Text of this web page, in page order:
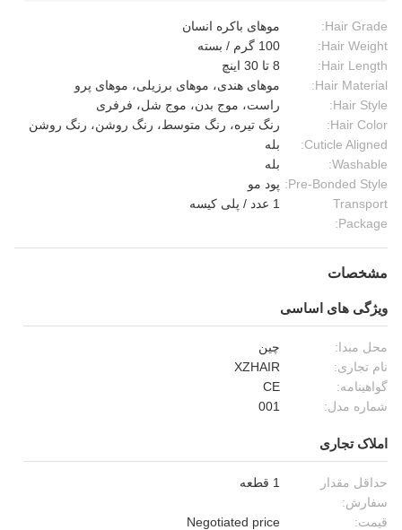
Hair Grade:
موهای باکره انسان
Hair Weight:
100 گرم / بسته
Hair Length:
8 تا 30 اينچ
Hair Material:
موهای هندی، موهای برزیلی، موهای پرو
Hair Style:
راست، موج بدن، موج شل، فرفری
Hair Color:
رنگ تیره، رنگ متوسط، رنگ روشن، رنگ روشن
Cuticle Aligned:
بله
Washable:
بله
Pre-Bonded Style:
پود مو
Transport
Package:
1 عدد / پلی کیسه
مشخصات
ویژگی های اساسی
محل مبدا:
چین
نام تجاری:
XZHAIR
گواهینامه:
CE
شماره مدل:
001
املاک تجاری
حداقل مقدار
سفارش:
1 قطعه
قیمت:
Negotiated price